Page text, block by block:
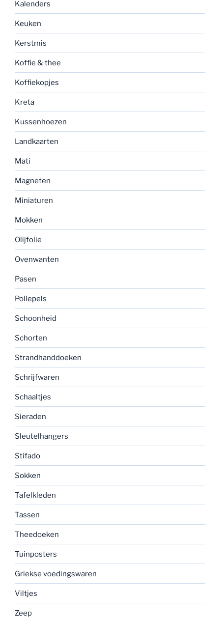
Kalenders
Keuken
Kerstmis
Koffie & thee
Koffiekopjes
Kreta
Kussenhoezen
Landkaarten
Mati
Magneten
Miniaturen
Mokken
Olijfolie
Ovenwanten
Pasen
Pollepels
Schoonheid
Schorten
Strandhanddoeken
Schrijfwaren
Schaaltjes
Sieraden
Sleutelhangers
Stifado
Sokken
Tafelkleden
Tassen
Theedoeken
Tuinposters
Griekse voedingswaren
Viltjes
Zeep